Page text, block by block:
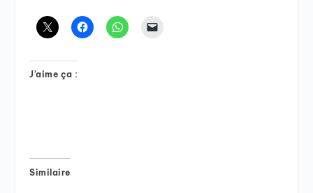
J’aime ça :
Similaire